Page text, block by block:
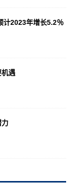
计2023年增长5.2％
机遇
力